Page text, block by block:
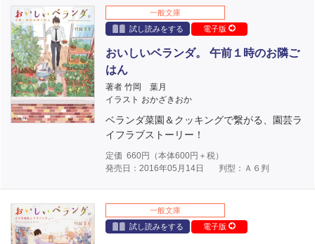
一般文庫
試し読みをする
電子版
おいしいベランダ。 午前１時のお隣ご
はん
著者 竹岡 葉月
イラスト おかざきおか
ベランダ菜園＆クッキングで繋がる、園芸ラ
イフラブストーリー！
定価 660円（本体600円＋税）
発売日：2016年05月14日
判型：Ａ６判
一般文庫
試し読みをする
電子版